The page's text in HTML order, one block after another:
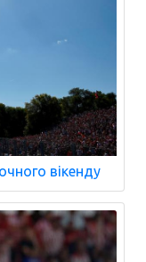
вікенду